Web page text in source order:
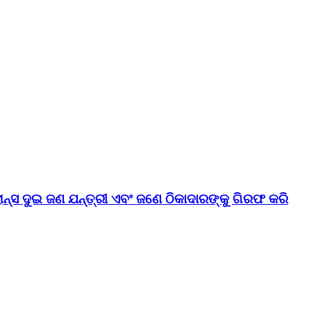
ଦୁଇ ଜଣ ଯନ୍ତ୍ରୀ ଏବଂ ଜଣେ ଠିକାଦାରଙ୍କୁ ଗିରଫ କରି